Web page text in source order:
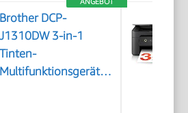
Brother DCP-
J1310DW 3-in-1
Tinten-
Multifunktionsgerät